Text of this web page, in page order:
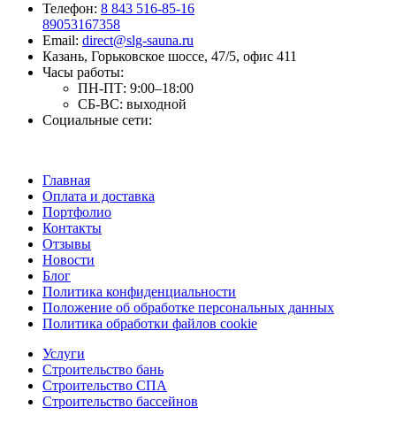
Телефон: 8 843 516-85-16
89053167358
Email: direct@slg-sauna.ru
Казань, Горьковское шоссе, 47/5, офис 411
Часы работы:
ПН-ПТ: 9:00–18:00
СБ-ВС: выходной
Социальные сети:
Главная
Оплата и доставка
Портфолио
Контакты
Отзывы
Новости
Блог
Политика конфиденциальности
Положение об обработке персональных данных
Политика обработки файлов cookie
Услуги
Строительство бань
Строительство СПА
Строительство бассейнов